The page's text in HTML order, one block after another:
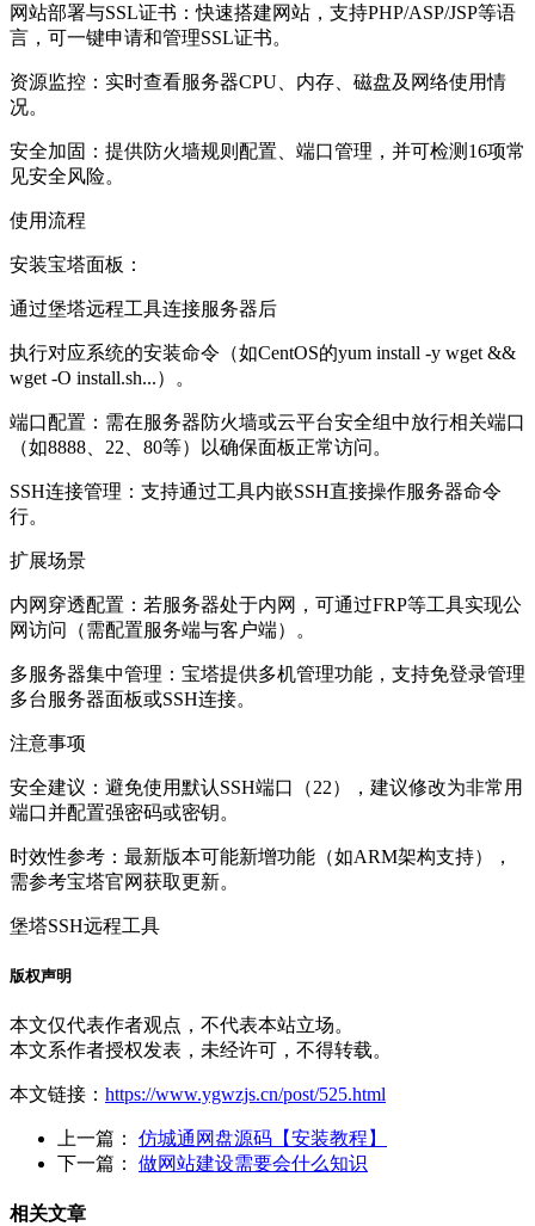
‌网站部署与SSL证书‌：快速搭建网站，支持PHP/ASP/JSP等语
言，可一键申请和管理SSL证书。
‌资源监控‌：实时查看服务器CPU、内存、磁盘及网络使用情
况。
‌安全加固‌：提供防火墙规则配置、端口管理，并可检测16项常
见安全风险。
‌使用流程‌
‌安装宝塔面板‌：
通过堡塔远程工具连接服务器后
执行对应系统的安装命令（如CentOS的yum install -y wget &&
wget -O install.sh...）。
‌端口配置‌：需在服务器防火墙或云平台安全组中放行相关端口
（如8888、22、80等）以确保面板正常访问。
‌SSH连接管理‌：支持通过工具内嵌SSH直接操作服务器命令
行。
‌扩展场景‌
‌内网穿透配置‌：若服务器处于内网，可通过FRP等工具实现公
网访问（需配置服务端与客户端）。
‌多服务器集中管理‌：宝塔提供多机管理功能，支持免登录管理
多台服务器面板或SSH连接。
注意事项
‌安全建议‌：避免使用默认SSH端口（22），建议修改为非常用
端口并配置强密码或密钥。
‌时效性参考‌：最新版本可能新增功能（如ARM架构支持），
需参考宝塔官网获取更新。
堡塔SSH远程工具
版权声明
本文仅代表作者观点，不代表本站立场。
本文系作者授权发表，未经许可，不得转载。
本文链接： https://www.ygwzjs.cn/post/525.html
上一篇： 仿城通网盘源码【安装教程】
下一篇： 做网站建设需要会什么知识
相关文章